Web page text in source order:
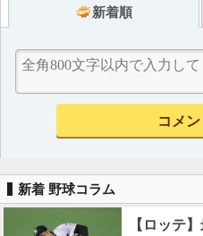
新着順
新着 野球コラム
【ロッテ